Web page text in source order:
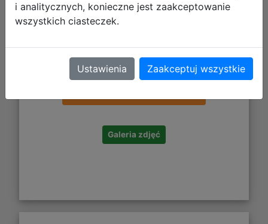
190,96 zł
Galeria zdjęć
i analitycznych, konieczne jest zaakceptowanie
wszystkich ciasteczek.
Ustawienia Zaakceptuj wszystkie